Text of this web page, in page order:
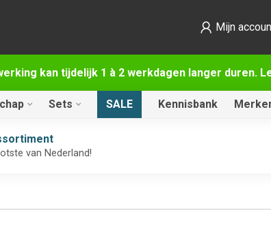
kan tijdelijk 1 à 2 werkdagen langer duren.
Mijn
Sets SALE Kennisbank
van Nederland!